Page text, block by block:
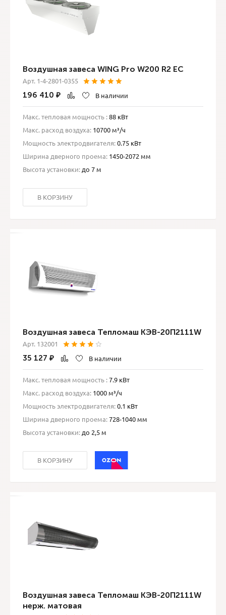
Воздушная завеса WING Pro W200 R2 EC
Арт. 1-4-2801-0355
196 410 ₽ В наличии
Макс. тепловая мощность :88 кВт
Макс. расход воздуха: 10700 м³/ч
Мощность электродвигателя:0.75 кВт
Ширина дверного проема: 1450-2072 мм
Высота установки: до 7 м
В КОРЗИНУ
Воздушная завеса Тепломаш КЭВ-20П2111W
Арт. 132001
35 127 ₽ В наличии
Макс. тепловая мощность :7.9 кВт
Макс. расход воздуха: 1000 м³/ч
Мощность электродвигателя:0.1 кВт
Ширина дверного проема:728-1040 мм
Высота установки: до 2,5 м
В КОРЗИНУ
Воздушная завеса Тепломаш КЭВ-20П2111W
нерж. матовая